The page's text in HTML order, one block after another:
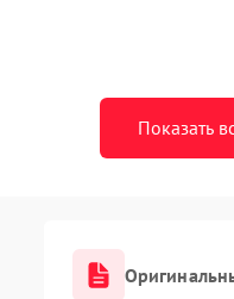
Показать